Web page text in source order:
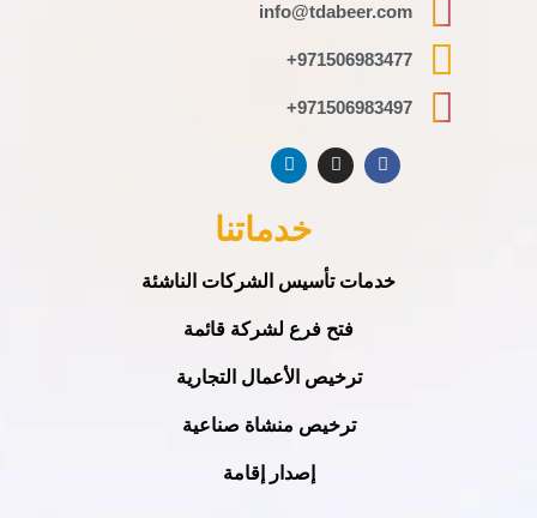
info@tdabeer.com
971506983477+
971506983497+
خدماتنا
خدمات تأسيس الشركات الناشئة
فتح فرع لشركة قائمة
ترخيص الأعمال التجارية
ترخيص منشاة صناعية
إصدار إقامة